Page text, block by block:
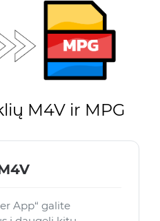
M4V ir MPG
App“ galite